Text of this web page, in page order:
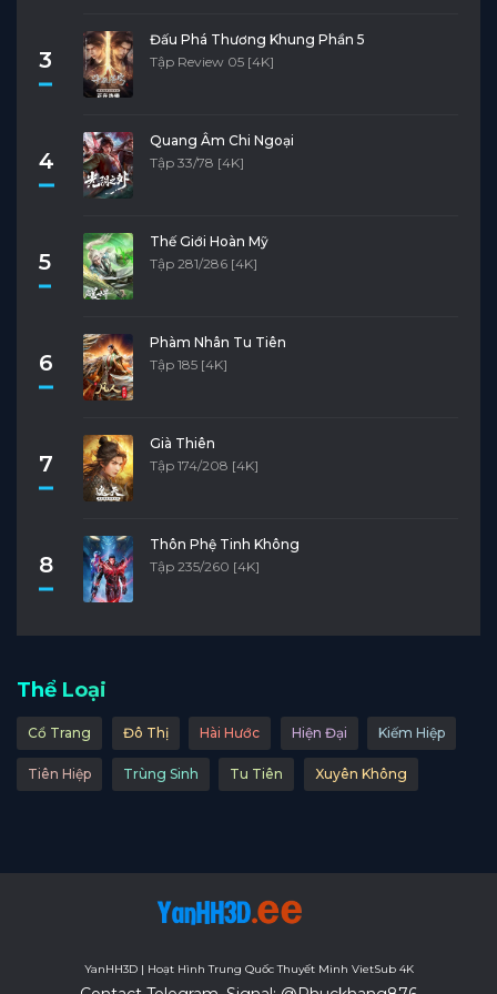
3
Đấu Phá Thương Khung Phần 5
Tập Review 05 [4K]
4
Quang Âm Chi Ngoại
Tập 33/78 [4K]
5
Thế Giới Hoàn Mỹ
Tập 281/286 [4K]
6
Phàm Nhân Tu Tiên
Tập 185 [4K]
7
Già Thiên
Tập 174/208 [4K]
8
Thôn Phệ Tinh Không
Tập 235/260 [4K]
Thể Loại
Cổ Trang Đô Thị Hài Hước Hiện Đại Kiếm Hiệp
Tiên Hiệp Trùng Sinh Tu Tiên Xuyên Không
YanHH3D | Hoạt Hình Trung Quốc Thuyết Minh VietSub 4K